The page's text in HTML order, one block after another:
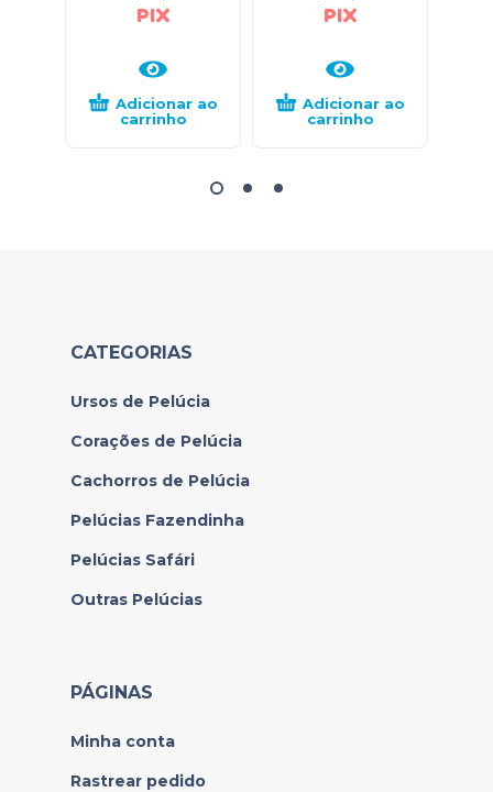
PIX
Adicionar ao
carrinho
PIX
Adicionar ao
carrinho
CATEGORIAS
Ursos de Pelúcia
Corações de Pelúcia
Cachorros de Pelúcia
Pelúcias Fazendinha
Pelúcias Safári
Outras Pelúcias
PÁGINAS
Minha conta
Rastrear pedido